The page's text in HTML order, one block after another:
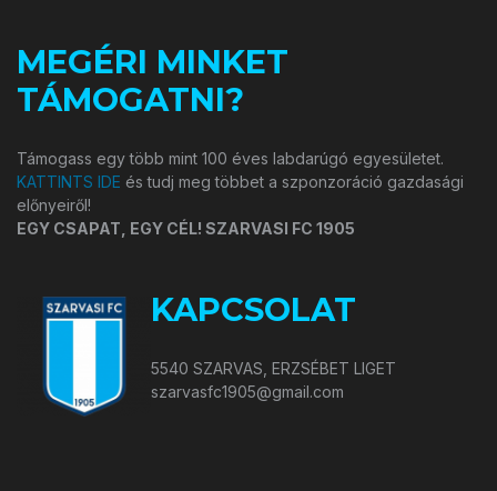
MEGÉRI MINKET
TÁMOGATNI?
Támogass egy több mint 100 éves labdarúgó egyesületet.
KATTINTS IDE és tudj meg többet a szponzoráció gazdasági
előnyeiről!
EGY CSAPAT, EGY CÉL! SZARVASI FC 1905
KAPCSOLAT
5540 SZARVAS, ERZSÉBET LIGET
szarvasfc1905@gmail.com